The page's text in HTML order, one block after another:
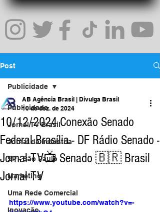
Post
Publicidade
Jornal TV Brasil
Jornal da Indústria
SP - São Paulo
Marketing
Uma Rede Comercial
Inovação
Publicidade
10/12/2024 Conexão Senado
Federal Brasília - DF Rádio Senado -
Jornal TV📺 Senado 🇧🇷 Brasil
Jornal TV
AB Agência Brasil | Divulga Brasil
10 de dez. de 2024
https://www.youtube.com/watch?v=-